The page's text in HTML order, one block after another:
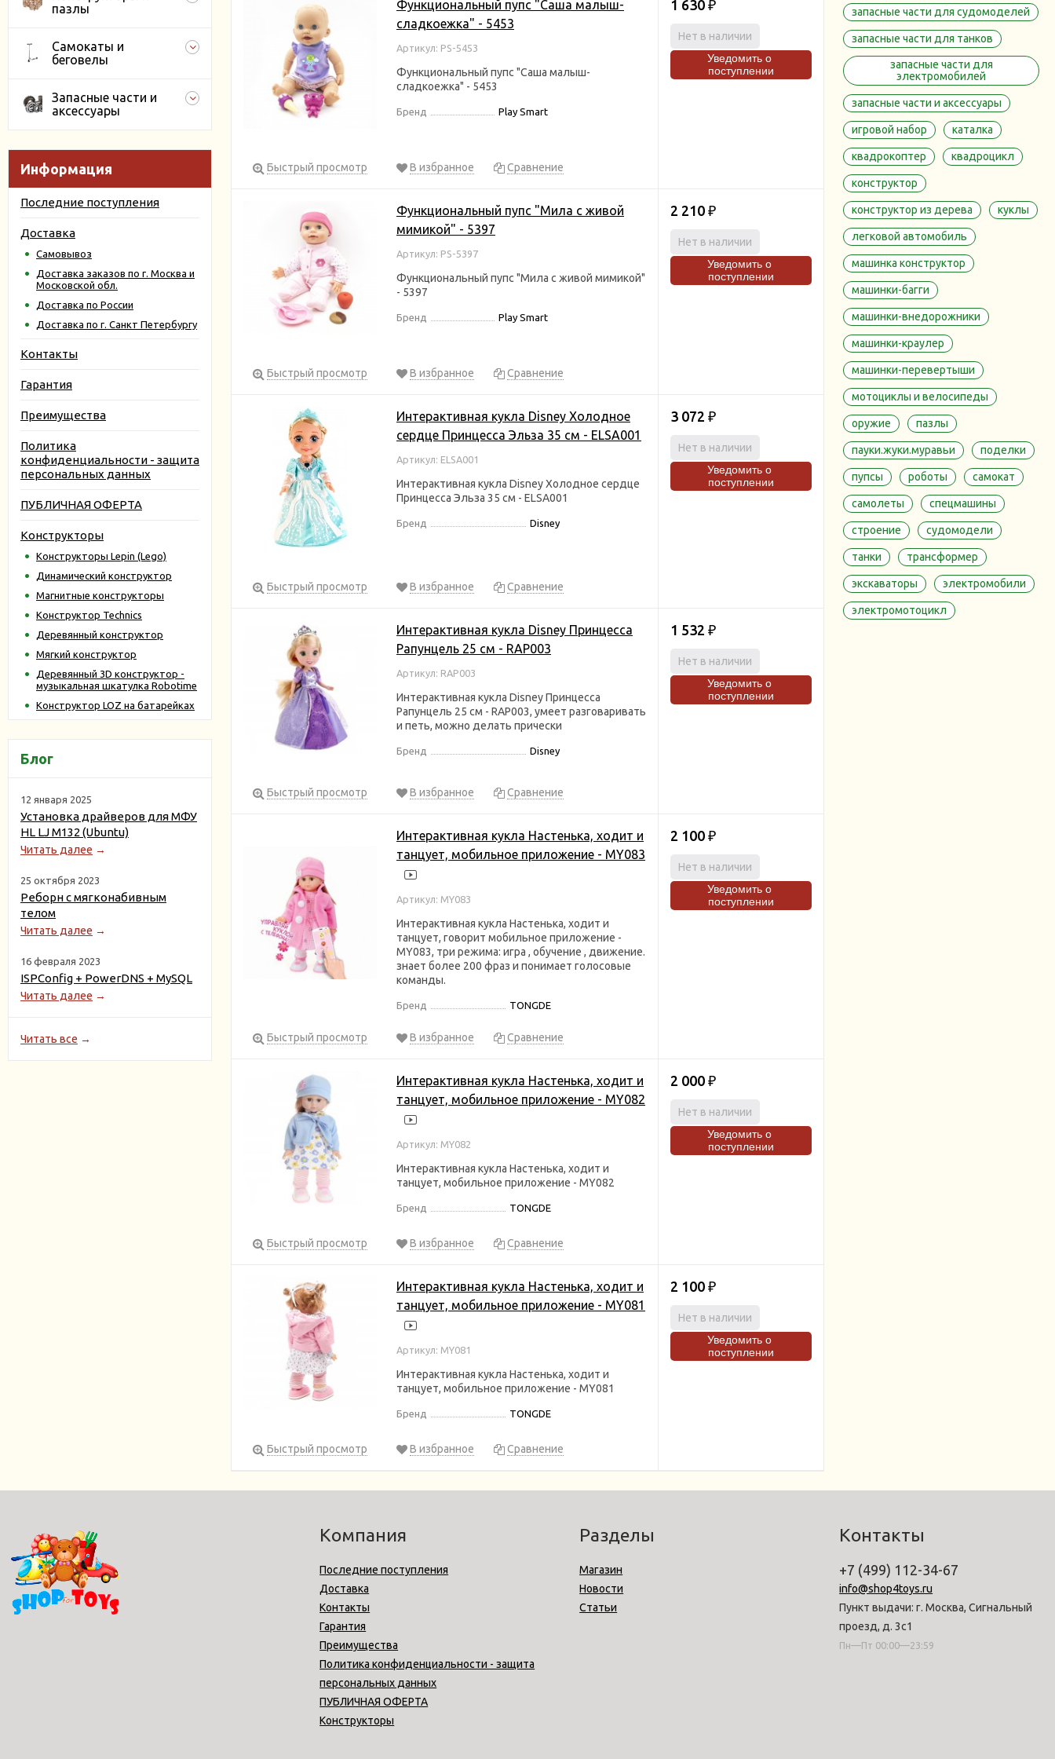
запасные части для судомоделей
запасные части для танков
запасные части для
электромобилей
запасные части и аксессуары
игровой набор каталка
квадрокоптер квадроцикл
конструктор
конструктор из дерева куклы
легковой автомобиль
машинка конструктор
машинки-багги
машинки-внедорожники
машинки-краулер
машинки-перевертыши
мотоциклы и велосипеды
оружие пазлы
пауки.жуки.муравьи поделки
пупсы роботы самокат
самолеты спецмашины
строение судомодели
танки трансформер
экскаваторы электромобили
электромотоцикл
пазлы
Самокаты и
беговелы
Запасные части и
аксессуары
Информация
Последние поступления
Доставка
Самовывоз
Доставка заказов по г. Москва и
Московской обл.
Доставка по России
Доставка по г. Санкт Петербургу
Контакты
Гарантия
Преимущества
Политика
конфиденциальности - защита
персональных данных
ПУБЛИЧНАЯ ОФЕРТА
Конструкторы
Конструкторы Lepin (Lego)
Динамический конструктор
Магнитные конструкторы
Конструктор Technics
Деревянный конструктор
Мягкий конструктор
Деревянный 3D конструктор -
музыкальная шкатулка Robotime
Конструктор LOZ на батарейках
Блог
12 января 2025
Установка драйверов для МФУ
HL LJ M132 (Ubuntu)
Читать далее →
25 октября 2023
Реборн с мягконабивным
телом
Читать далее →
16 февраля 2023
ISPConfig + PowerDNS + MySQL
Читать далее →
Читать все →
Функциональный пупс "Саша малыш-
сладкоежка" - 5453
Артикул: PS-5453
Функциональный пупс "Саша малыш-
сладкоежка" - 5453
Бренд Play Smart
1 630 ₽
Нет в наличии
Уведомить о
поступлении
Быстрый просмотр В избранное Сравнение
Функциональный пупс "Мила с живой
мимикой" - 5397
Артикул: PS-5397
Функциональный пупс "Мила с живой мимикой"
- 5397
Бренд Play Smart
2 210 ₽
Нет в наличии
Уведомить о
поступлении
Быстрый просмотр В избранное Сравнение
Интерактивная кукла Disney Холодное
сердце Принцесса Эльза 35 см - ELSA001
Артикул: ELSA001
Интерактивная кукла Disney Холодное сердце
Принцесса Эльза 35 см - ELSA001
Бренд Disney
3 072 ₽
Нет в наличии
Уведомить о
поступлении
Быстрый просмотр В избранное Сравнение
Интерактивная кукла Disney Принцесса
Рапунцель 25 см - RAP003
Артикул: RAP003
Интерактивная кукла Disney Принцесса
Рапунцель 25 см - RAP003, умеет разговаривать
и петь, можно делать прически
Бренд Disney
1 532 ₽
Нет в наличии
Уведомить о
поступлении
Быстрый просмотр В избранное Сравнение
Интерактивная кукла Настенька, ходит и
танцует, мобильное приложение - MY083
Артикул: MY083
Интерактивная кукла Настенька, ходит и
танцует, говорит мобильное приложение -
MY083, три режима: игра , обучение , движение.
знает более 200 фраз и понимает голосовые
команды.
Бренд TONGDE
2 100 ₽
Нет в наличии
Уведомить о
поступлении
Быстрый просмотр В избранное Сравнение
Интерактивная кукла Настенька, ходит и
танцует, мобильное приложение - MY082
Артикул: MY082
Интерактивная кукла Настенька, ходит и
танцует, мобильное приложение - MY082
Бренд TONGDE
2 000 ₽
Нет в наличии
Уведомить о
поступлении
Быстрый просмотр В избранное Сравнение
Интерактивная кукла Настенька, ходит и
танцует, мобильное приложение - MY081
Артикул: MY081
Интерактивная кукла Настенька, ходит и
танцует, мобильное приложение - MY081
Бренд TONGDE
2 100 ₽
Нет в наличии
Уведомить о
поступлении
Быстрый просмотр В избранное Сравнение
Компания
Последние поступления
Доставка
Контакты
Гарантия
Преимущества
Политика конфиденциальности - защита
персональных данных
ПУБЛИЧНАЯ ОФЕРТА
Конструкторы
Разделы
Магазин
Новости
Статьи
Контакты
+7 (499) 112-34-67
info@shop4toys.ru
Пункт выдачи: г. Москва, Сигнальный
проезд, д. 3с1
Пн—Пт 00:00—23:59